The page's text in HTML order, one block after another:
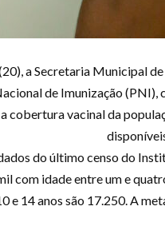
a Secretaria Municipal
de Imunização
cobertura vacinal da
do último censo do
com idade entre um e
e 14 anos são 17.250. A